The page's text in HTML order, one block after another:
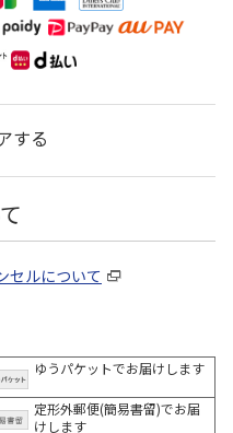
する
セルについて
ゆうパケットでお届けします
定形外郵便(簡易書留)でお届
けします